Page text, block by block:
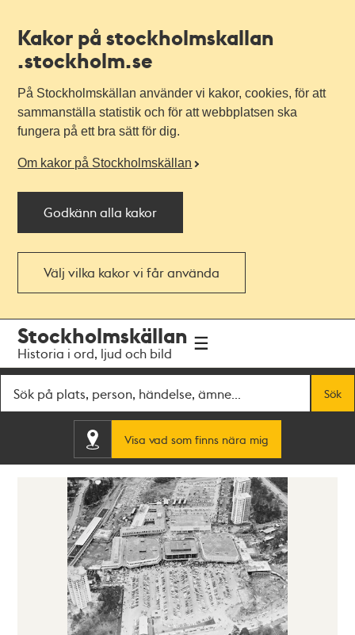
Kakor på stockholmskallan
.stockholm.se
På Stockholmskällan använder vi kakor, cookies, för att
sammanställa statistik och för att webbplatsen ska
fungera på ett bra sätt för dig.
Om kakor på Stockholmskällan
Godkänn alla kakor
Välj vilka kakor vi får använda
navigationen
huvudinnehållet
Stockholmskällan
Historia i ord, ljud och bild
Sök
Visa vad som finns nära mig